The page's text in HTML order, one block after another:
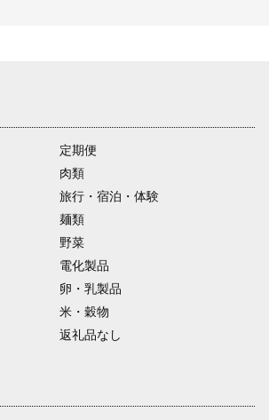
定期便
肉類
旅行・宿泊・体験
麺類
野菜
電化製品
卵・乳製品
米・穀物
返礼品なし